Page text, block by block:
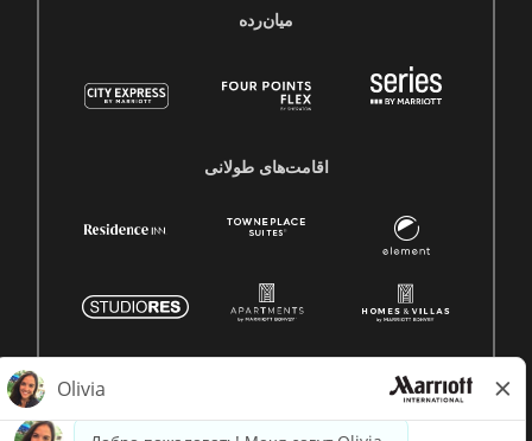
میان‌رده
اقامت‌های طولانی